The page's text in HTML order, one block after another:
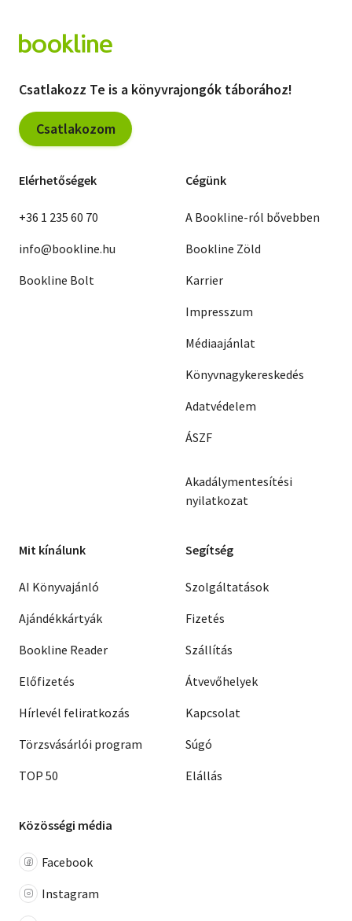
Csatlakozz Te is a könyvrajongók táborához!
Csatlakozom
Elérhetőségek
+36 1 235 60 70
info@bookline.hu
Bookline Bolt
Cégünk
A Bookline-ról bővebben
Bookline Zöld
Karrier
Impresszum
Médiaajánlat
Könyvnagykereskedés
Adatvédelem
ÁSZF
Akadálymentesítési
nyilatkozat
Mit kínálunk
AI Könyvajánló
Ajándékkártyák
Bookline Reader
Előfizetés
Hírlevél feliratkozás
Törzsvásárlói program
TOP 50
Segítség
Szolgáltatások
Fizetés
Szállítás
Átvevőhelyek
Kapcsolat
Súgó
Elállás
Közösségi média
Facebook
Instagram